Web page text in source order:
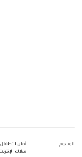
الوسوم أمان
سلاك